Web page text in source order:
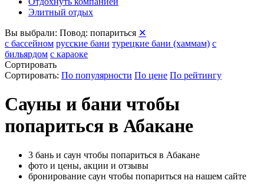
Элитный отдых
Вы выбрали: Повод: попариться ✕
с бассейном русские бани турецкие бани (хаммам) с
бильярдом с караоке
Сортировать
Сортировать: По популярности По цене По рейтингу
Сауны и бани чтобы
попариться в Абакане
3 бань и саун чтобы попариться в Абакане
фото и цены, акции и отзывы
бронирование саун чтобы попариться на нашем сайте